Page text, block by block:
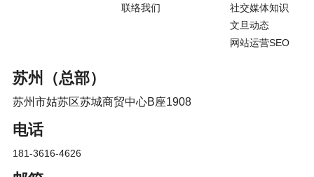
联络我们
社交媒体知识
文旦动态
网站运营SEO
苏州（总部）
苏州市姑苏区苏城商贸中心B座1908
电话
181-3616-4626